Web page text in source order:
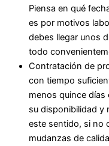
Piensa en qué
es por motivos
debes llegar unos
todo
Contratación de
con tiempo
menos quince días
su disponibilidad y
este sentido, si no
mudanzas de